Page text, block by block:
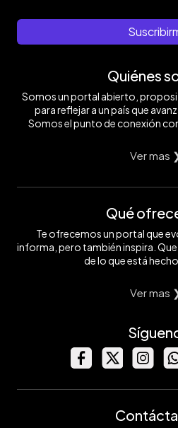
Quiénes
Somos un portal abierto,
para reflejar a un país que
Somos el punto de conexión
Ver mas
Qué
Te ofrecemos un portal que
informa, pero también inspira.
de lo que está
Ver mas